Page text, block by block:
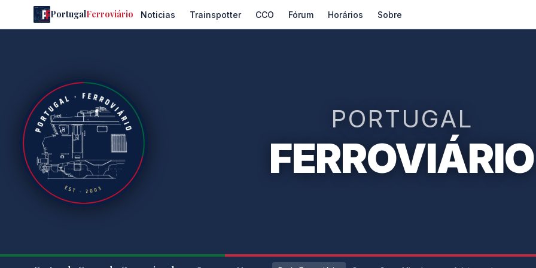
PortugalFerroviário Noticias Trainspotter CCO Fórum Horários Sobre
PORTUGAL
FERROVIÁRIO